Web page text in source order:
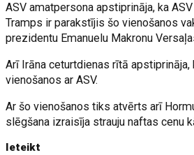
ASV amatpersona apstiprināja, ka
Tramps ir parakstījis šo vienošanos
prezidentu Emanuelu Makronu
Arī Irāna ceturtdienas rītā
vienošanos ar ASV.
Ar šo vienošanos tiks atvērts arī
slēgšana izraisīja strauju naftas cenu
Ieteikt